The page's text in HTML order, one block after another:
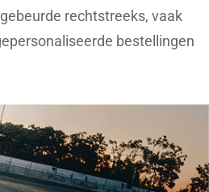
rechtstreeks, vaak
bestellingen